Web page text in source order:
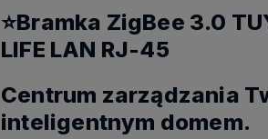
⭐Bramka ZigBee 3.0
LIFE LAN RJ-45
Centrum zarządzania
inteligentnym domem.